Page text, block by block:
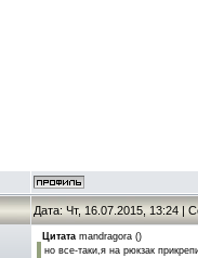
Дата: Чт, 16.07.2015, 13:24 |
Цитата mandragora ()
но все-таки,я на рюкзак